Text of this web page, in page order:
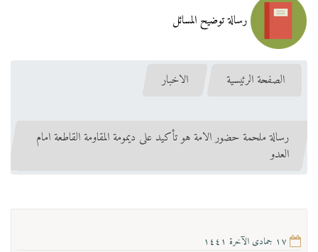
رسالة توضيح المسائل
الصفحة الرئيسية الاخبار
رسالة ملحمة حضور الامة هو تأكيد على ديمومة المقاومة القاطعة امام
العدو
١٧ جمادى الآخرة ١٤٤١